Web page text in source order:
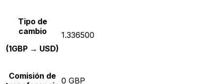
Tipo de
cambio
(1GBP → USD)
1.336500
Comisión de 0 GBP